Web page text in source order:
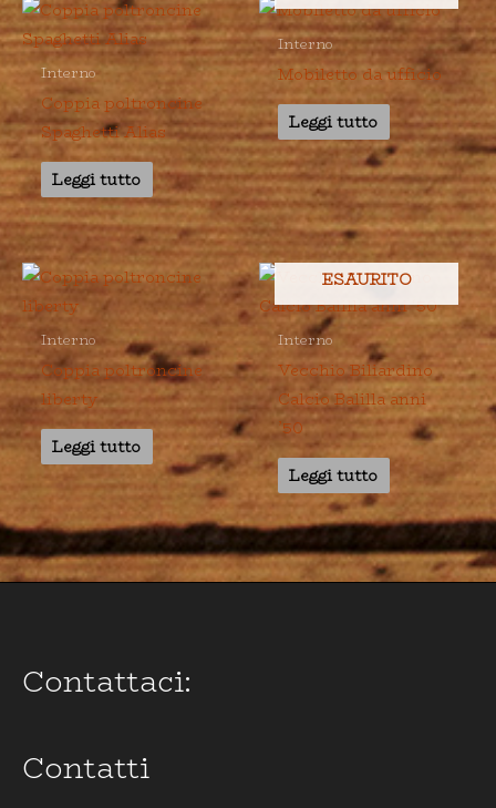
Interno
Coppia poltroncine
Spaghetti Alias
Leggi tutto
Interno
Mobiletto da ufficio
Leggi tutto
Interno
Coppia poltroncine
liberty
Leggi tutto
ESAURITO
Interno
Vecchio Biliardino
Calcio Balilla anni
’50
Leggi tutto
Contattaci:
Contatti